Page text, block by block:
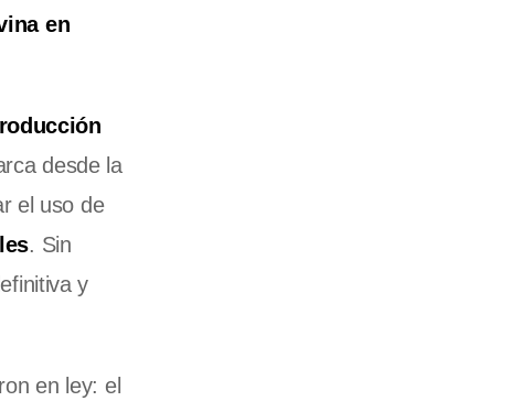
en
desde la
el uso de
. Sin
y
en ley: el